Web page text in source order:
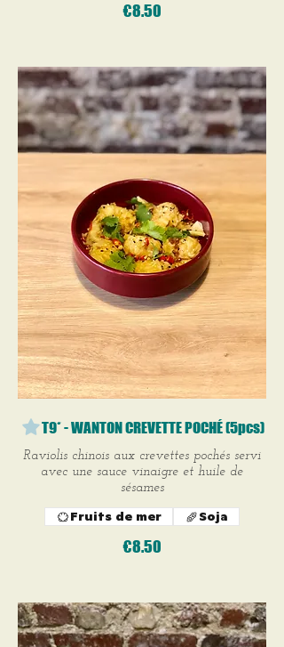
€8.50
T9* - WANTON CREVETTE POCHÉ (5pcs)
Raviolis chinois aux crevettes pochés servi
avec une sauce vinaigre et huile de
sésames
€8.50
Fruits de mer Soja